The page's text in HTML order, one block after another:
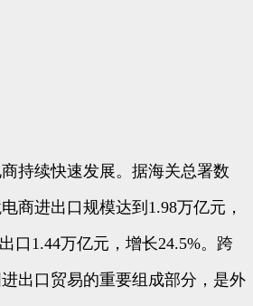
持续快速发展。据海关总署数
商进出口规模达到1.98万亿元，
口1.44万亿元，增长24.5%。跨
出口贸易的重要组成部分，是外